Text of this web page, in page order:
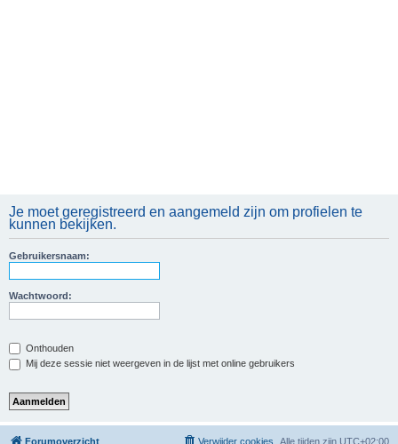
Je moet geregistreerd en aangemeld zijn om profielen te
kunnen bekijken.
Gebruikersnaam:
Wachtwoord:
Onthouden
Mij deze sessie niet weergeven in de lijst met online gebruikers
Forumoverzicht Alle tijden zijn UTC+02:00
Verwijder cookies